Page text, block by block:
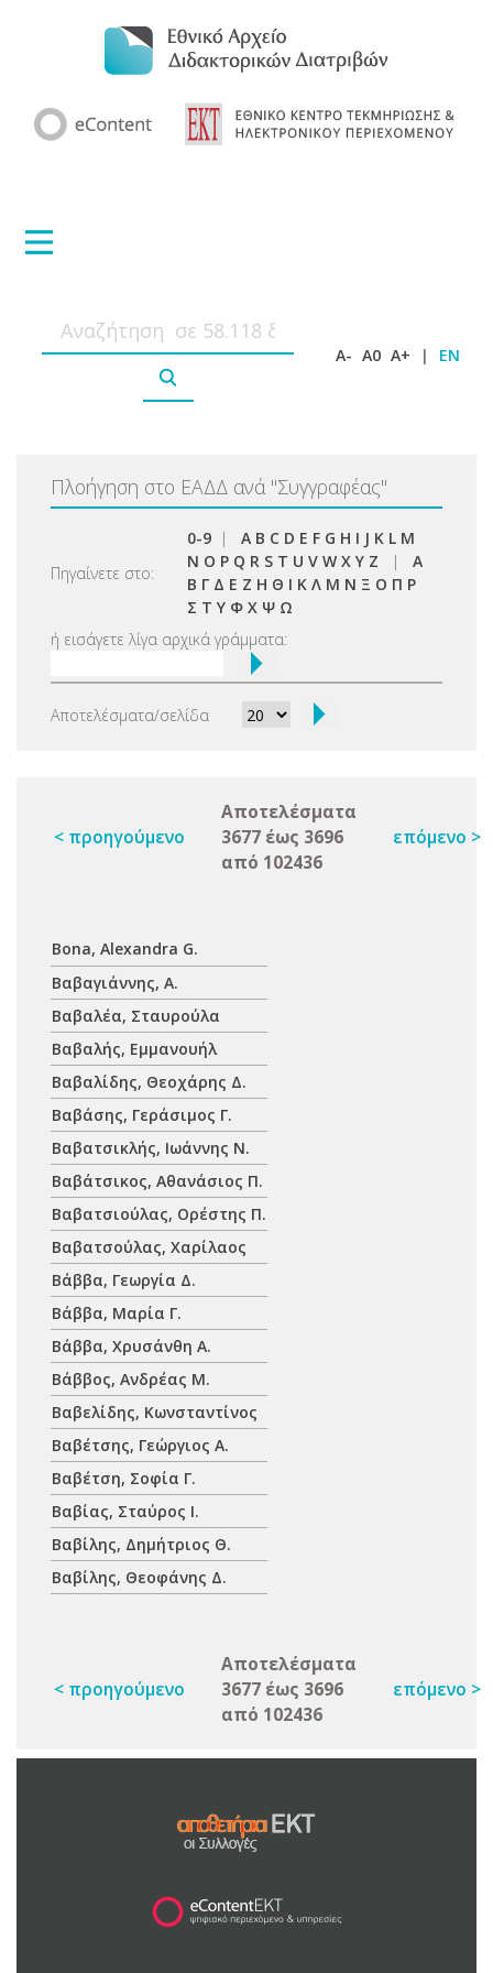
A- A0 A+ | EN
Πλοήγηση στο ΕΑΔΔ ανά "Συγγραφέας"
Πηγαίνετε στο:
0-9 | A B C D E F G H I J K L M
N O P Q R S T U V W X Y Z | Α
Β Γ Δ Ε Ζ Η Θ Ι Κ Λ Μ Ν Ξ Ο Π Ρ
Σ Τ Υ Φ Χ Ψ Ω
ή εισάγετε λίγα αρχικά γράμματα:
Αποτελέσματα/σελίδα
< προηγούμενο
Αποτελέσματα
3677 έως 3696
από 102436
επόμενο >
Βona, Alexandra G.
Βαβαγιάννης, Α.
Βαβαλέα, Σταυρούλα
Βαβαλής, Εμμανουήλ
Βαβαλίδης, Θεοχάρης Δ.
Βαβάσης, Γεράσιμος Γ.
Βαβατσικλής, Ιωάννης Ν.
Βαβάτσικος, Αθανάσιος Π.
Βαβατσιούλας, Ορέστης Π.
Βαβατσούλας, Χαρίλαος
Βάββα, Γεωργία Δ.
Βάββα, Μαρία Γ.
Βάββα, Χρυσάνθη Α.
Βάββος, Ανδρέας Μ.
Βαβελίδης, Κωνσταντίνος
Βαβέτσης, Γεώργιος Α.
Βαβέτση, Σοφία Γ.
Βαβίας, Σταύρος Ι.
Βαβίλης, Δημήτριος Θ.
Βαβίλης, Θεοφάνης Δ.
< προηγούμενο
Αποτελέσματα
3677 έως 3696
από 102436
επόμενο >